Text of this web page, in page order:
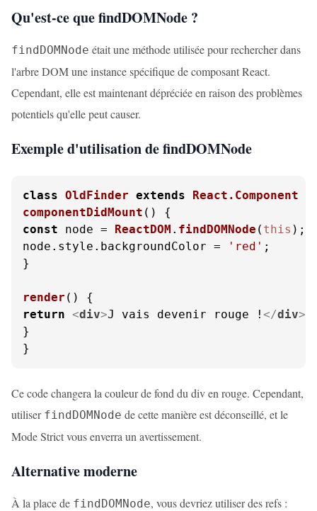
Qu'est-ce que findDOMNode ?
findDOMNode était une méthode utilisée pour rechercher dans
l'arbre DOM une instance spécifique de composant React.
Cependant, elle est maintenant dépréciée en raison des problèmes
potentiels qu'elle peut causer.
Exemple d'utilisation de findDOMNode
class OldFinder extends React.Component
componentDidMount (
const node = ReactDOM . findDOMNode ( this );
node. style . backgroundColor = 'red' ;
}
render (
return <div>J vais devenir rouge ! </div>
}
}
Ce code changera la couleur de fond du div en rouge. Cependant,
utiliser findDOMNode de cette manière est déconseillé, et le
Mode Strict vous enverra un avertissement.
Alternative moderne
À la place de findDOMNode, vous devriez utiliser des refs :